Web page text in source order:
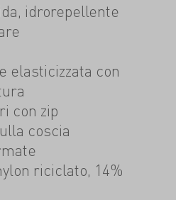
idrorepellente
elasticizzata con
con zip
coscia
riciclato, 14%